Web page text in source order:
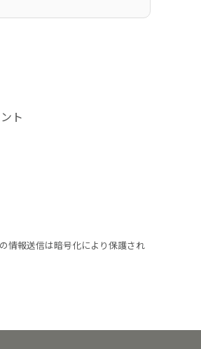
ト
情報送信は暗号化により保護され